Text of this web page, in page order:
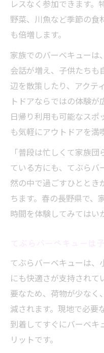
レスなく参加できます。
野菜、川魚など季節の食
も倍増します。
家族でのバーベキューは
会話が増え、子供たちも
辺を散策したり、アクテ
トドアならではの体験が
日帰り利用も可能なスポ
も気軽にアウトドアを満
「普段は忙しくて家族
ている方にも、てぶらバ
然の中で過ごすひととき
ちます。春の長野県で、
時間を体験してみてはい
てぶらバーベキューは、
にも快適さが支持されて
要なため、荷物が少なく
減されます。現地で必要
到着してすぐにバーベキ
リットです。